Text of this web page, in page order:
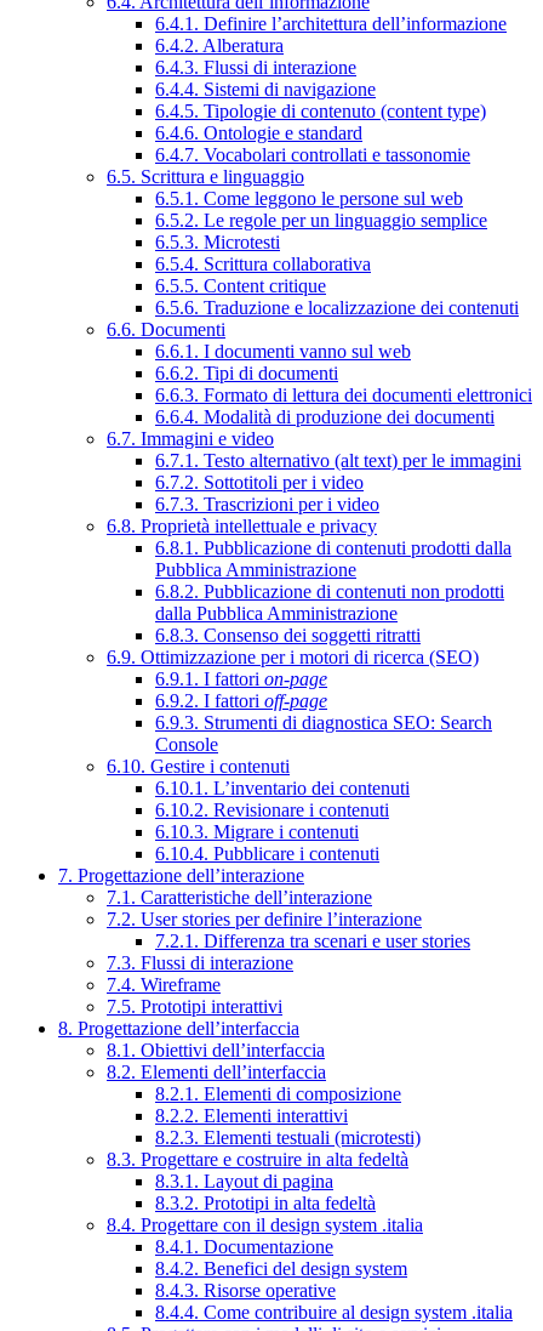
6.4.1. Definire l’architettura dell’informazione
6.4.2. Alberatura
6.4.3. Flussi di interazione
6.4.4. Sistemi di navigazione
6.4.5. Tipologie di contenuto (content type)
6.4.6. Ontologie e standard
6.4.7. Vocabolari controllati e tassonomie
6.5. Scrittura e linguaggio
6.5.1. Come leggono le persone sul web
6.5.2. Le regole per un linguaggio semplice
6.5.3. Microtesti
6.5.4. Scrittura collaborativa
6.5.5. Content critique
6.5.6. Traduzione e localizzazione dei contenuti
6.6. Documenti
6.6.1. I documenti vanno sul web
6.6.2. Tipi di documenti
6.6.3. Formato di lettura dei documenti elettronici
6.6.4. Modalità di produzione dei documenti
6.7. Immagini e video
6.7.1. Testo alternativo (alt text) per le immagini
6.7.2. Sottotitoli per i video
6.7.3. Trascrizioni per i video
6.8. Proprietà intellettuale e privacy
6.8.1. Pubblicazione di contenuti prodotti dalla
Pubblica Amministrazione
6.8.2. Pubblicazione di contenuti non prodotti
dalla Pubblica Amministrazione
6.8.3. Consenso dei soggetti ritratti
6.9. Ottimizzazione per i motori di ricerca (SEO)
6.9.1. I fattori on-page
6.9.2. I fattori off-page
6.9.3. Strumenti di diagnostica SEO: Search
Console
6.10. Gestire i contenuti
6.10.1. L’inventario dei contenuti
6.10.2. Revisionare i contenuti
6.10.3. Migrare i contenuti
6.10.4. Pubblicare i contenuti
7. Progettazione dell’interazione
7.1. Caratteristiche dell’interazione
7.2. User stories per definire l’interazione
7.2.1. Differenza tra scenari e user stories
7.3. Flussi di interazione
7.4. Wireframe
7.5. Prototipi interattivi
8. Progettazione dell’interfaccia
8.1. Obiettivi dell’interfaccia
8.2. Elementi dell’interfaccia
8.2.1. Elementi di composizione
8.2.2. Elementi interattivi
8.2.3. Elementi testuali (microtesti)
8.3. Progettare e costruire in alta fedeltà
8.3.1. Layout di pagina
8.3.2. Prototipi in alta fedeltà
8.4. Progettare con il design system .italia
8.4.1. Documentazione
8.4.2. Benefici del design system
8.4.3. Risorse operative
8.4.4. Come contribuire al design system .italia